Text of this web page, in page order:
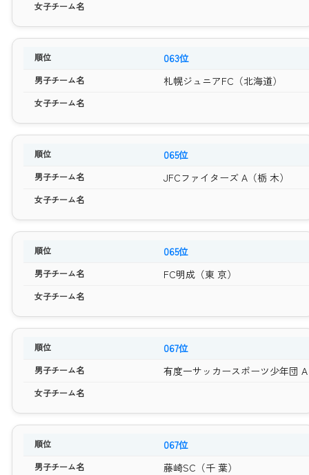
063位
札幌ジュニアFC（北海道）
065位
JFCファイターズ A（栃 木）
065位
FC明成（東 京）
067位
有度一サッカースポーツ少年団
067位
藤崎SC（千 葉）